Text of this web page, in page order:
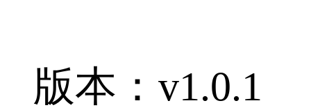
版本：v1.0.1